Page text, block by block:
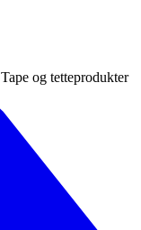
Tape og tetteprodukter